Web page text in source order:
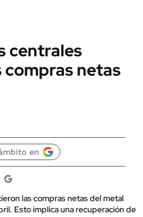
centrales
compras netas
en
las compras netas del metal
Esto implica una recuperación de